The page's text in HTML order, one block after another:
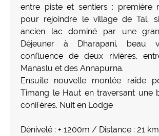
entre piste et sentiers : première
pour rejoindre le village de Tal,
ancien lac dominé par une
Déjeuner à Dharapani, beau
confluence de deux rivières,
Manaslu et des Annapurna.
Ensuite nouvelle montée raide
Timang le Haut en traversant une
conifères. Nuit en Lodge
Dénivelé : + 1200m / Distance : 21